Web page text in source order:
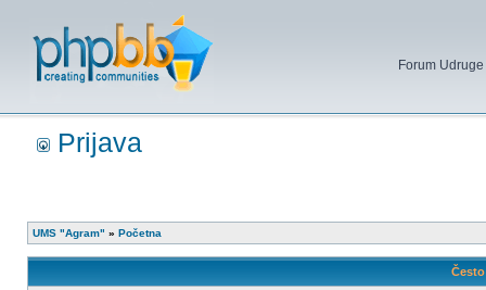
Forum
Prijava
UMS "Agram" » Početna